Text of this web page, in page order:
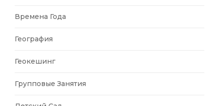
Времена Года
География
Геокешинг
Групповые Занятия